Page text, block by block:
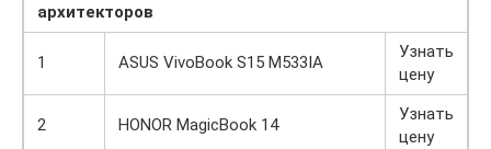
архитекторов
1 ASUS VivoBook S15 M533IA
Узнать
цену
2 HONOR MagicBook 14
Узнать
цену